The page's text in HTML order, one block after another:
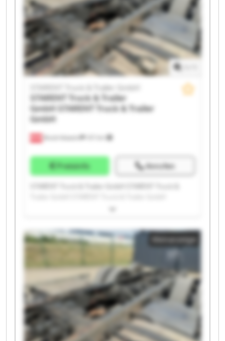
STARENT Truck & Trailer GmbH STARENT Truck &
Trailer GmbH STARENT Truck & Trailer GmbH
STARENT Truck & Trailer GmbH STARENT Truck &
Trailer GmbH
STARENT Truck & Trailer GmbH
STARENT Truck & Trailer
GmbH STARENT Truck & Trailer
GmbH
Preisinfo Anrufen
STARENT Truck & Trailer GmbH STARENT Truck &
STARENT Truck & Trailer GmbH STARENT Truck &
Trailer GmbH STARENT Truck & Trailer GmbH
STARENT Truck & Trailer GmbH STARENT Truck &
Trailer GmbH STARENT Truck & Trailer GmbH
STARENT Truck & Trailer GmbH STARENT Truck &
Trailer GmbH STARENT Truck & Trailer GmbH
STARENT Truck & Trailer GmbH STARENT Truck &
Trailer GmbH STARENT Truck & Trailer GmbH
STARENT Truck & Trailer GmbH STARENT Truck &
Trailer GmbH
Kleinanzeige